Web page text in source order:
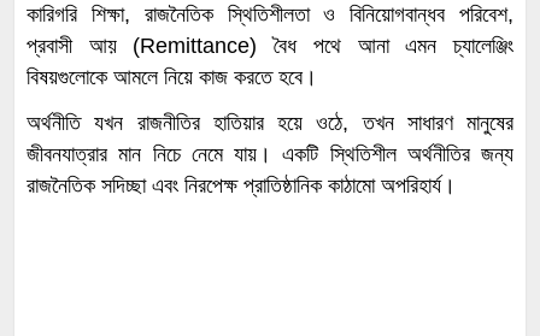
কারিগরি শিক্ষা, রাজনৈতিক স্থিতিশীলতা ও বিনিয়োগবান্ধব পরিবেশ,
প্রবাসী আয় (Remittance) বৈধ পথে আনা এমন চ্যালেঞ্জিং
বিষয়গুলোকে আমলে নিয়ে কাজ করতে হবে।
অর্থনীতি যখন রাজনীতির হাতিয়ার হয়ে ওঠে, তখন সাধারণ মানুষের
জীবনযাত্রার মান নিচে নেমে যায়। একটি স্থিতিশীল অর্থনীতির জন্য
রাজনৈতিক সদিচ্ছা এবং নিরপেক্ষ প্রাতিষ্ঠানিক কাঠামো অপরিহার্য।